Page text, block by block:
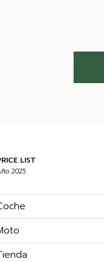
LIST
2025